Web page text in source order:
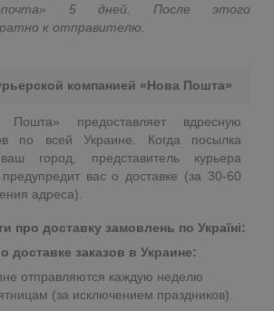
5 дней. После этого
к отправителю.
компанией «Нова Пошта»
предоставляет вдресную
по всей Украине. Когда посылка
город, представитель курьера
вас о доставке (за 30-60
адреса).
про доставку замовлень по Україні:
доставке заказов в Украине:
отправляются каждую неделю
(за исключением праздников).